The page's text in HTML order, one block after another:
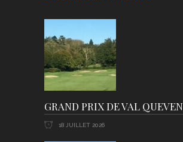
GRAND PRIX DE VAL QUEVEN
18 JUILLET 2026